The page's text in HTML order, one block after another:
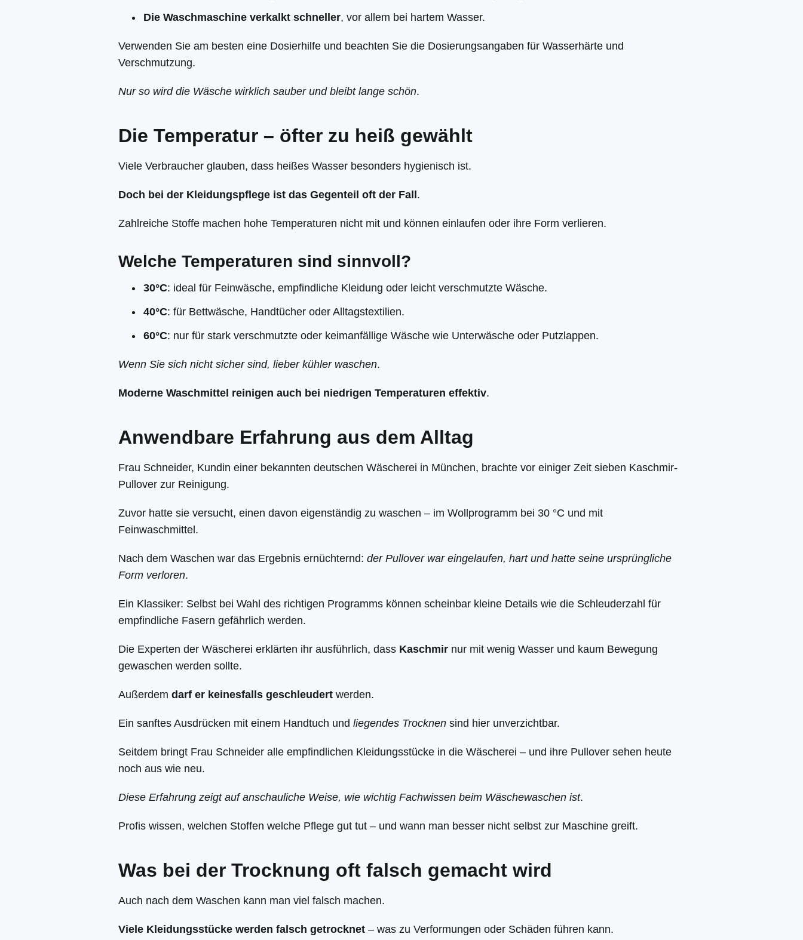
Die Waschmaschine verkalkt schneller, vor allem bei hartem Wasser.
Verwenden Sie am besten eine Dosierhilfe und beachten Sie die Dosierungsangaben für Wasserhärte und
Verschmutzung.
Nur so wird die Wäsche wirklich sauber und bleibt lange schön.
Die Temperatur – öfter zu heiß gewählt
Viele Verbraucher glauben, dass heißes Wasser besonders hygienisch ist.
Doch bei der Kleidungspflege ist das Gegenteil oft der Fall .
Zahlreiche Stoffe machen hohe Temperaturen nicht mit und können einlaufen oder ihre Form verlieren.
Welche Temperaturen sind sinnvoll?
30°C: ideal für Feinwäsche, empfindliche Kleidung oder leicht verschmutzte Wäsche.
40°C: für Bettwäsche, Handtücher oder Alltagstextilien.
60°C: nur für stark verschmutzte oder keimanfällige Wäsche wie Unterwäsche oder Putzlappen.
Wenn Sie sich nicht sicher sind, lieber kühler waschen.
Moderne Waschmittel reinigen auch bei niedrigen Temperaturen effektiv.
Anwendbare Erfahrung aus dem Alltag
Frau Schneider, Kundin einer bekannten deutschen Wäscherei in München, brachte vor einiger Zeit sieben Kaschmir-
Pullover zur Reinigung.
Zuvor hatte sie versucht, einen davon eigenständig zu waschen – im Wollprogramm bei 30 °C und mit
Feinwaschmittel.
Nach dem Waschen war das Ergebnis ernüchternd: der Pullover war eingelaufen, hart und hatte seine ursprüngliche
Form verloren.
Ein Klassiker: Selbst bei Wahl des richtigen Programms können scheinbar kleine Details wie die Schleuderzahl für
empfindliche Fasern gefährlich werden.
Die Experten der Wäscherei erklärten ihr ausführlich, dass Kaschmir nur mit wenig Wasser und kaum Bewegung
gewaschen werden sollte.
Außerdem darf er keinesfalls geschleudert werden.
Ein sanftes Ausdrücken mit einem Handtuch und liegendes Trocknen sind hier unverzichtbar.
Seitdem bringt Frau Schneider alle empfindlichen Kleidungsstücke in die Wäscherei – und ihre Pullover sehen heute
noch aus wie neu.
Diese Erfahrung zeigt auf anschauliche Weise, wie wichtig Fachwissen beim Wäschewaschen ist.
Profis wissen, welchen Stoffen welche Pflege gut tut – und wann man besser nicht selbst zur Maschine greift.
Was bei der Trocknung oft falsch gemacht wird
Auch nach dem Waschen kann man viel falsch machen.
Viele Kleidungsstücke werden falsch getrocknet – was zu Verformungen oder Schäden führen kann.